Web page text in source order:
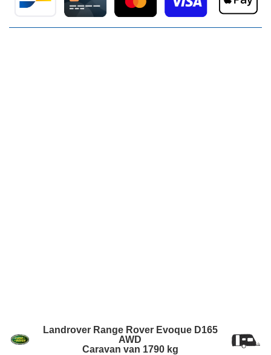
Landrover Range Rover Evoque D165
AWD
Caravan van 1790 kg